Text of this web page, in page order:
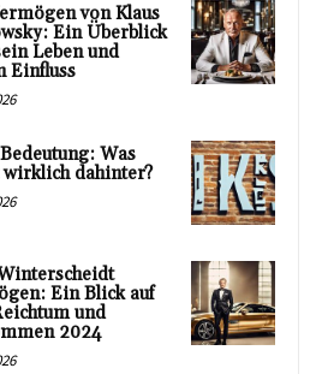
von Klaus
Ein Überblick
Leben und
Einfluss
Was
wirklich dahinter?
Ein Blick auf
und
2024